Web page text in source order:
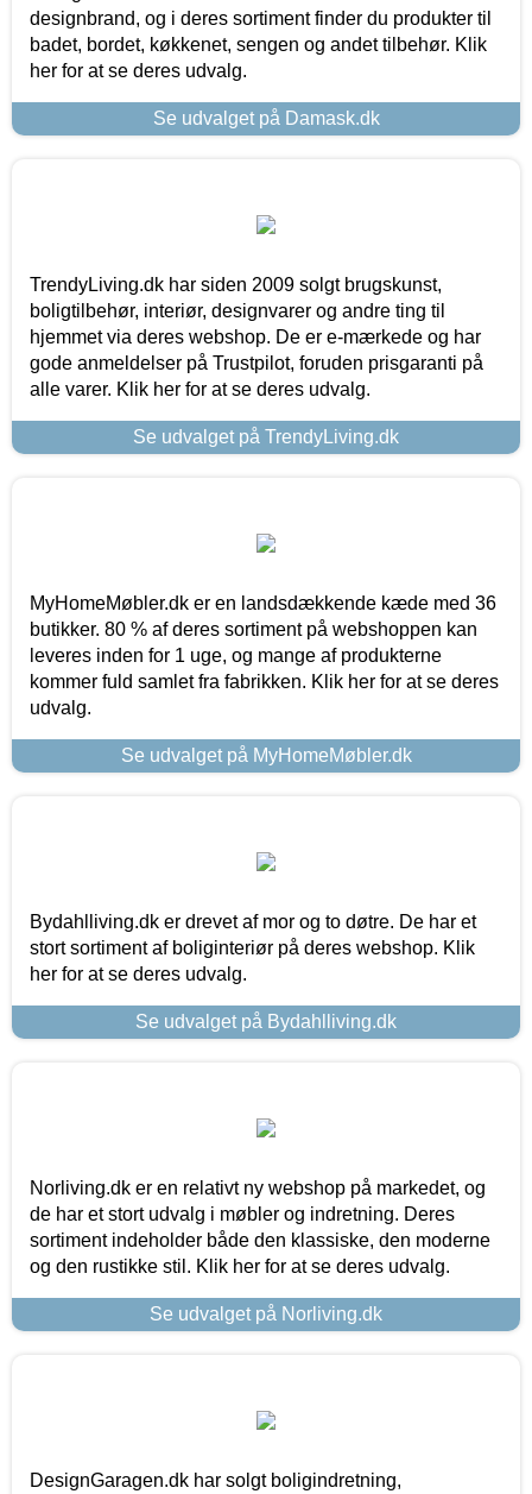
designbrand, og i deres sortiment finder du produkter til
badet, bordet, køkkenet, sengen og andet tilbehør. Klik
her for at se deres udvalg.
Se udvalget på Damask.dk
TrendyLiving.dk har siden 2009 solgt brugskunst,
boligtilbehør, interiør, designvarer og andre ting til
hjemmet via deres webshop. De er e-mærkede og har
gode anmeldelser på Trustpilot, foruden prisgaranti på
alle varer. Klik her for at se deres udvalg.
Se udvalget på TrendyLiving.dk
MyHomeMøbler.dk er en landsdækkende kæde med 36
butikker. 80 % af deres sortiment på webshoppen kan
leveres inden for 1 uge, og mange af produkterne
kommer fuld samlet fra fabrikken. Klik her for at se deres
udvalg.
Se udvalget på MyHomeMøbler.dk
Bydahlliving.dk er drevet af mor og to døtre. De har et
stort sortiment af boliginteriør på deres webshop. Klik
her for at se deres udvalg.
Se udvalget på Bydahlliving.dk
Norliving.dk er en relativt ny webshop på markedet, og
de har et stort udvalg i møbler og indretning. Deres
sortiment indeholder både den klassiske, den moderne
og den rustikke stil. Klik her for at se deres udvalg.
Se udvalget på Norliving.dk
DesignGaragen.dk har solgt boligindretning,